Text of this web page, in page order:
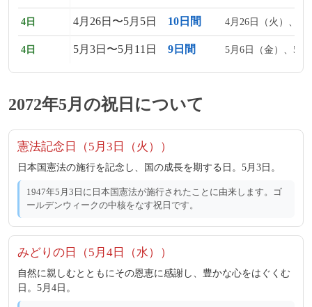
4日 4月26日〜5月5日 10日間 4月26日（火）、4
4日 5月3日〜5月11日 9日間 5月6日（金）、5月
2072年5月の祝日について
憲法記念日（5月3日（火））
日本国憲法の施行を記念し、国の成長を期する日。5月3日。
1947年5月3日に日本国憲法が施行されたことに由来します。ゴ
ールデンウィークの中核をなす祝日です。
みどりの日（5月4日（水））
自然に親しむとともにその恩恵に感謝し、豊かな心をはぐくむ
日。5月4日。